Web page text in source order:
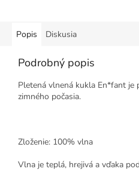
Popis Diskusia
Podrobný popis
Pletená vlnená kukla En*fant je
zimného počasia.
Zloženie: 100% vlna
Vlna je teplá, hrejivá a vďaka